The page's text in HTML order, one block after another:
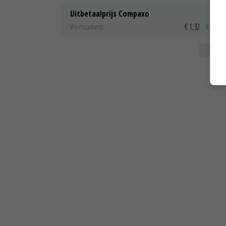
Uitbetaalprijs Compaxo
Vleesvarkens
€ 1,32 € 0,10